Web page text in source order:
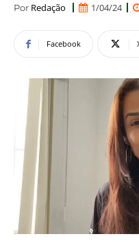
Por Redação 1/04/24
Facebook